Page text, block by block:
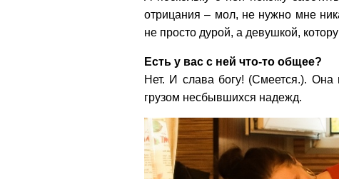
отрицания – мол, не нужно мне
не просто дурой, а девушкой,
Есть у вас с ней что-то общее?
Нет. И слава богу! (Смеется.).
грузом несбывшихся надежд.